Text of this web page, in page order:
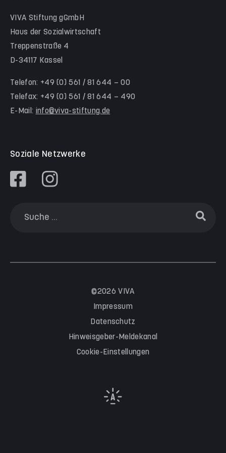
Team Werra-Meißner-Kreis
Waldorfkindergarten Goetheanlage
Familienzentren
Familienzentrum Nordstadt
Familienzentrum Himmelsstürmer
Präventionsangebote an Kitas und Schulen
VIVA Stiftung gGmbH
Haus der Sozialwirtschaft
Treppenstraße 4
D-34117 Kassel
Telefon: +49 (0) 561 / 81 644 – 00
Telefax: +49 (0) 561 / 81 644 – 490
E-Mail: info@viva-stiftung.de
Soziale Netzwerke
©2026 VIVA
Impressum
Datenschutz
Hinweisgeber-Meldekanal
Cookie-Einstellungen